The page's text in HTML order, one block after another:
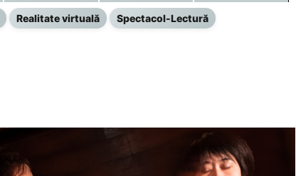
Realitate virtuală Spectacol-Lectură